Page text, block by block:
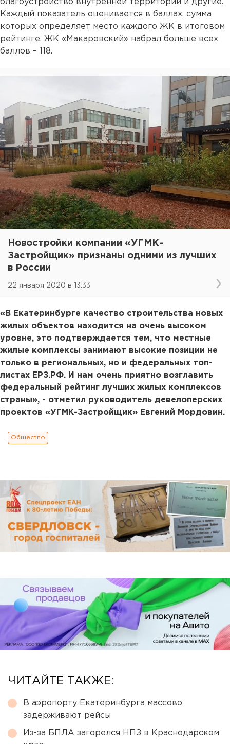
благоустройство внутренней территории и другие.
Каждый показатель оценивается в баллах, сумма
которых определяет место каждого ЖК в итоговом
рейтинге. ЖК «Макаровский» набрал больше всех
баллов – 118.
Новостройки компании «УГМК-
Застройщик» признаны одними из лучших
в России
22 января 2020 в 13:33
«В Екатеринбурге качество строительства новых
жилых объектов находится на очень высоком
уровне, это подтверждается тем, что местные
жилые комплексы занимают высокие позиции не
только в региональных, но и федеральных топ-
листах ЕРЗ.РФ. И нам очень приятно возглавить
федеральный рейтинг лучших жилых комплексов
страны», - отметил руководитель девелоперских
проектов «УГМК-Застройщик» Евгений Мордовин.
Общество
ЧИТАЙТЕ ТАКЖЕ:
В аэропорту Екатеринбурга массово
задерживают рейсы
Из-за БПЛА загорелся НПЗ в Краснодарском